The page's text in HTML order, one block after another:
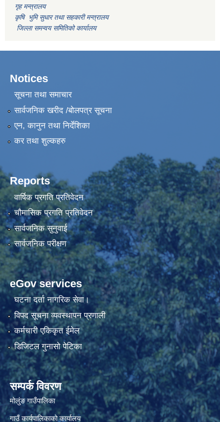
गृह मन्त्रालय
कृषि भुमि सुधार तथा सहकारी मन्त्रालय
जिल्ला समन्वय समितिको कार्यालय
Notices
सूचना तथा समाचार
सार्वजनिक खरीद /बोलपत्र सूचना
एन, कानुन तथा निर्देशिका
कर तथा शुल्कहरु
Reports
वार्षिक प्रगति प्रतिवेदन
चौमासिक प्रगति प्रतिवेदन
सार्वजनिक सुनुवाई
सार्वजनिक परीक्षण
eGov services
घटना दर्ता नागरिक सेवा।
विपद सूचना व्यवस्थापन प्रणाली
कर्मचारी एकिकृत ईमेल
डिजिटल गुनासो पेटिका
सम्पर्क विवरण
मोलुंङ गाउँपालिका
गाउँ कार्यपालिकाको कार्यालय